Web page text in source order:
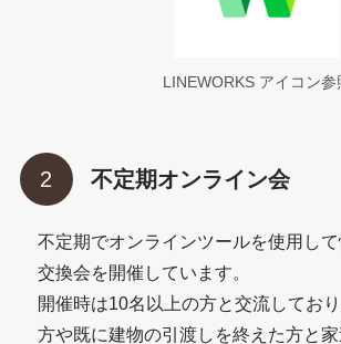
LINEWORKS アイコン参
不定期オンライン会
不定期でオンラインツールを使用し
交換会を開催しています。
開催時は10名以上の方と交流してお
方や既に建物の引渡しを終えた方と